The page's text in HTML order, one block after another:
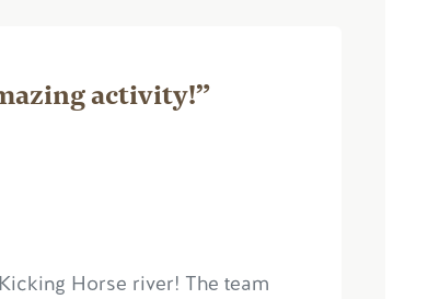
activity!”
Horse river! The team